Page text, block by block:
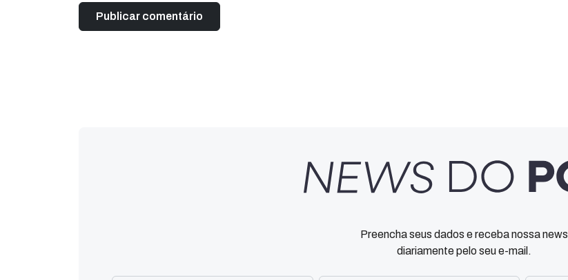
Preencha seus dados e receba nossa news
diariamente pelo seu e-mail.